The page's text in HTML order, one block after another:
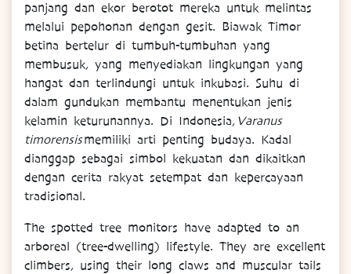
panjang dan ekor berotot mereka untuk melintas
melalui pepohonan dengan gesit. Biawak Timor
betina bertelur di tumbuh-tumbuhan yang
membusuk, yang menyediakan lingkungan yang
hangat dan terlindungi untuk inkubasi. Suhu di
dalam gundukan membantu menentukan jenis
kelamin keturunannya. Di Indonesia, Varanus
timorensismemiliki arti penting budaya. Kadal
dianggap sebagai simbol kekuatan dan dikaitkan
dengan cerita rakyat setempat dan kepercayaan
tradisional.
The spotted tree monitors have adapted to an
arboreal (tree-dwelling) lifestyle. They are excellent
climbers, using their long claws and muscular tails